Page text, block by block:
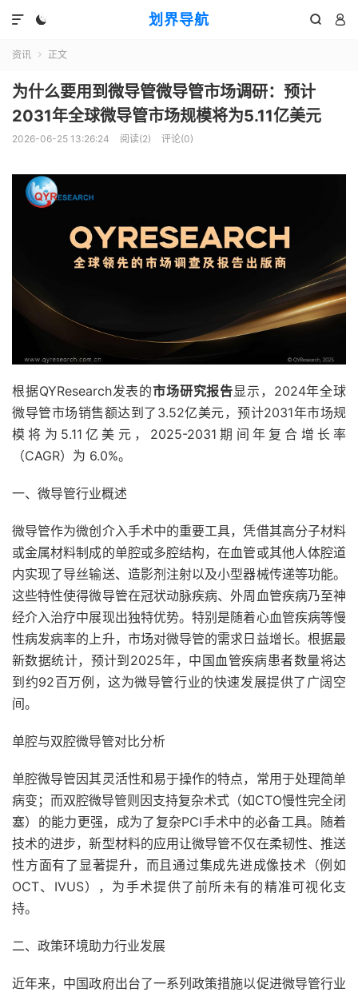
划界导航
  

资讯  正文
为什么要用到微导管微导管市场调研：预计
2031年全球微导管市场规模将为5.11亿美元
2026-06-25 13:26:24 阅读(2) 评论(0)
根据QYResearch发表的市场研究报告显示，2024年全球
微导管市场销售额达到了3.52亿美元，预计2031年市场规
模将为5.11亿美元，2025-2031期间年复合增长率
（CAGR）为 6.0%。
一、微导管行业概述
微导管作为微创介入手术中的重要工具，凭借其高分子材料
或金属材料制成的单腔或多腔结构，在血管或其他人体腔道
内实现了导丝输送、造影剂注射以及小型器械传递等功能。
这些特性使得微导管在冠状动脉疾病、外周血管疾病乃至神
经介入治疗中展现出独特优势。特别是随着心血管疾病等慢
性病发病率的上升，市场对微导管的需求日益增长。根据最
新数据统计，预计到2025年，中国血管疾病患者数量将达
到约92百万例，这为微导管行业的快速发展提供了广阔空
间。
单腔与双腔微导管对比分析
单腔微导管因其灵活性和易于操作的特点，常用于处理简单
病变；而双腔微导管则因支持复杂术式（如CTO慢性完全闭
塞）的能力更强，成为了复杂PCI手术中的必备工具。随着
技术的进步，新型材料的应用让微导管不仅在柔韧性、推送
性方面有了显著提升，而且通过集成先进成像技术（例如
OCT、IVUS），为手术提供了前所未有的精准可视化支
持。
二、政策环境助力行业发展
近年来，中国政府出台了一系列政策措施以促进微导管行业